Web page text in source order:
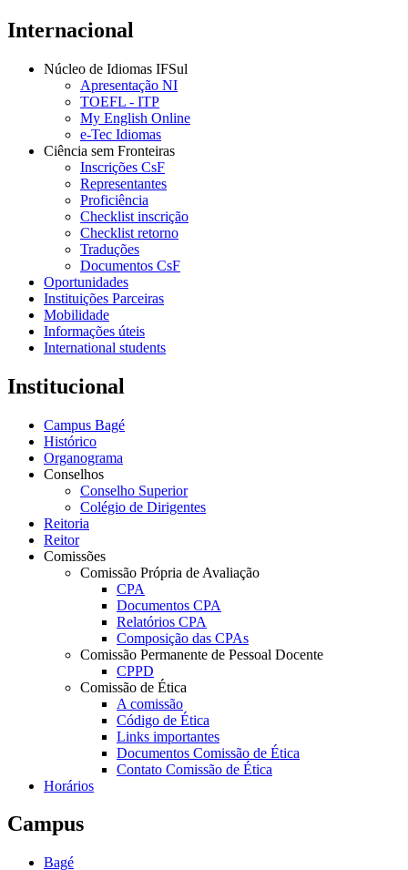
Internacional
Núcleo de Idiomas IFSul
Apresentação NI
TOEFL - ITP
My English Online
e-Tec Idiomas
Ciência sem Fronteiras
Inscrições CsF
Representantes
Proficiência
Checklist inscrição
Checklist retorno
Traduções
Documentos CsF
Oportunidades
Instituições Parceiras
Mobilidade
Informações úteis
International students
Institucional
Campus Bagé
Histórico
Organograma
Conselhos
Conselho Superior
Colégio de Dirigentes
Reitoria
Reitor
Comissões
Comissão Própria de Avaliação
CPA
Documentos CPA
Relatórios CPA
Composição das CPAs
Comissão Permanente de Pessoal Docente
CPPD
Comissão de Ética
A comissão
Código de Ética
Links importantes
Documentos Comissão de Ética
Contato Comissão de Ética
Horários
Campus
Bagé